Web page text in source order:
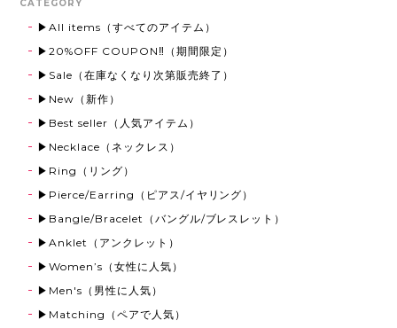
CATEGORY
▶All items（すべてのアイテム）
▶20%OFF COUPON‼（期間限定）
▶Sale（在庫なくなり次第販売終了）
▶New（新作）
▶Best seller（人気アイテム）
▶Necklace（ネックレス）
▶Ring（リング）
▶Pierce/Earring（ピアス/イヤリング）
▶Bangle/Bracelet（バングル/ブレスレット）
▶Anklet（アンクレット）
▶Women’s（女性に人気）
▶Men's（男性に人気）
▶Matching（ペアで人気）